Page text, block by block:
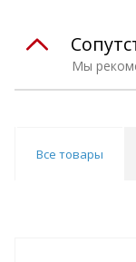
Мы
Все товары